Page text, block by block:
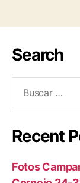
Search
Recent
Fotos